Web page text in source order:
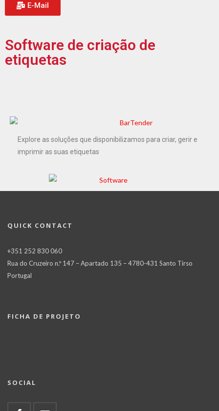
E-Mail
Software de criação de
etiquetas
Explore as soluções que disponibilizamos para criar, gerir e
imprimir as suas etiquetas
QUICK CONTACT
+351 252 830 060
Rua do Cruzeiro n.º 147 – Apartado 135 – 4780-431 Santo Tirso
Portugal
FICHA DE PROJETO
SOCIAL